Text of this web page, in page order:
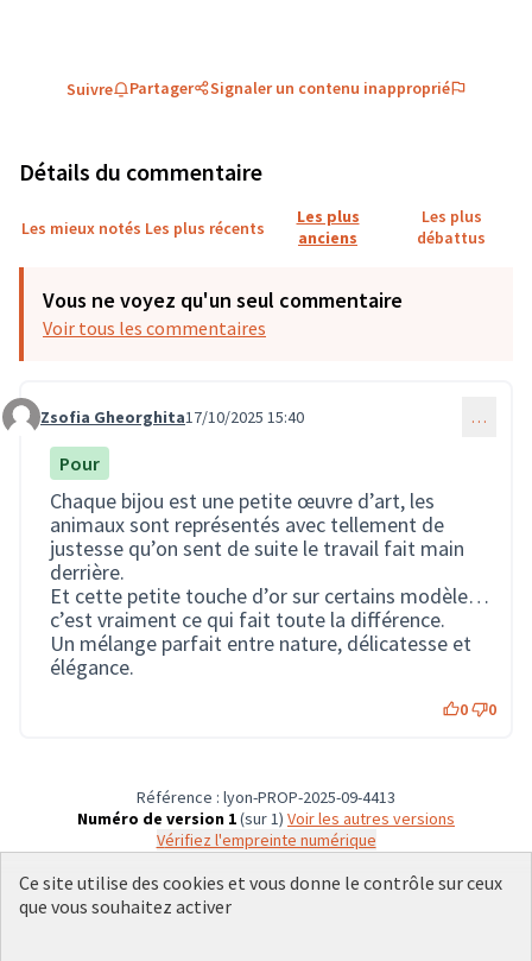
Suivre Partager Signaler un contenu inapproprié
Détails du commentaire
Les mieux notés Les plus récents
Les plus
anciens
Les plus
débattus
Vous ne voyez qu'un seul commentaire
Voir tous les commentaires
Commentaire 3894
Zsofia Gheorghita17/10/2025 15:40 …
Pour
Chaque bijou est une petite œuvre d’art, les
animaux sont représentés avec tellement de
justesse qu’on sent de suite le travail fait main
derrière.
Et cette petite touche d’or sur certains modèle…
c’est vraiment ce qui fait toute la différence.
Un mélange parfait entre nature, délicatesse et
élégance.
0 0
Référence : lyon-PROP-2025-09-4413
Numéro de version 1(sur 1)
voir les autres versions
Vérifiez l'empreinte numérique
Ce site utilise des cookies et vous donne le contrôle sur ceux
que vous souhaitez activer